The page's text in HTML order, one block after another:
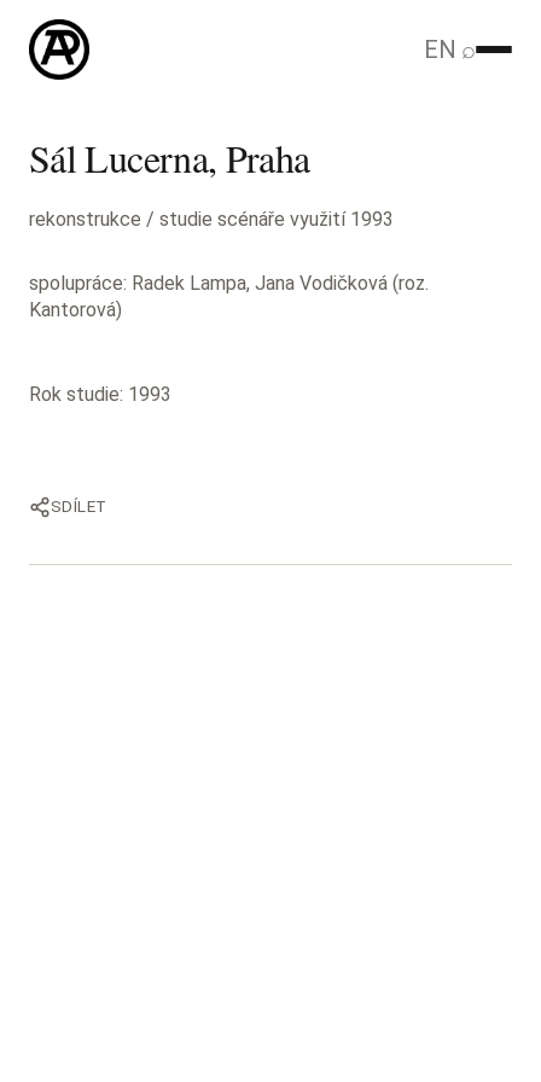
EN ⌕
Sál Lucerna, Praha
rekonstrukce / studie scénáře využití 1993
spolupráce: Radek Lampa, Jana Vodičková (roz.
Kantorová)
Rok studie: 1993
SDÍLET